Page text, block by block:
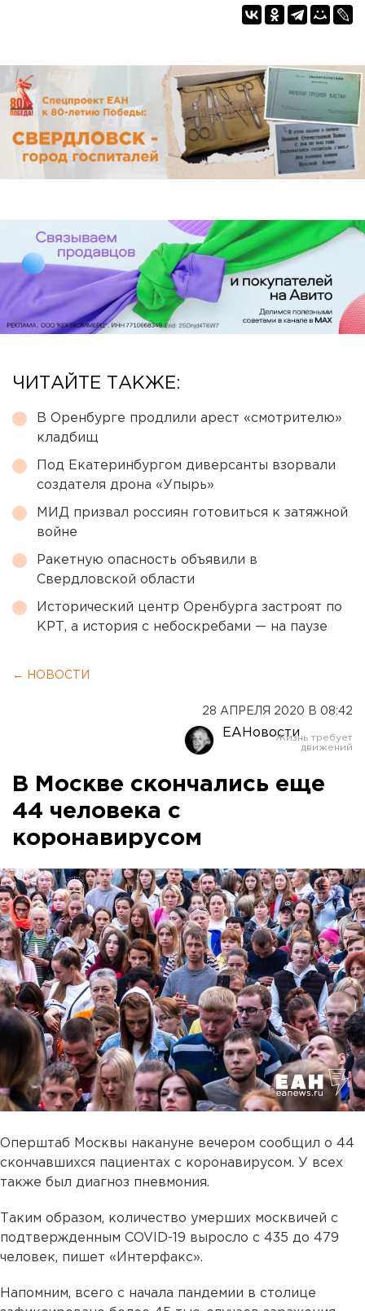
ЧИТАЙТЕ ТАКЖЕ:
В Оренбурге продлили арест «смотрителю»
кладбищ
Под Екатеринбургом диверсанты взорвали
создателя дрона «Упырь»
МИД призвал россиян готовиться к затяжной
войне
Ракетную опасность объявили в
Свердловской области
Исторический центр Оренбурга застроят по
КРТ, а история с небоскребами — на паузе
← НОВОСТИ
28 АПРЕЛЯ 2020 В 08:42
ЕАНовости
В Москве скончались еще
44 человека с
коронавирусом
Оперштаб Москвы накануне вечером сообщил о 44
скончавшихся пациентах с коронавирусом. У всех
также был диагноз пневмония.
Таким образом, количество умерших москвичей с
подтвержденным COVID-19 выросло с 435 до 479
человек, пишет «Интерфакс».
Напомним, всего с начала пандемии в столице